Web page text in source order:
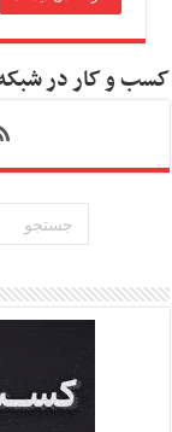
کسب و کار در